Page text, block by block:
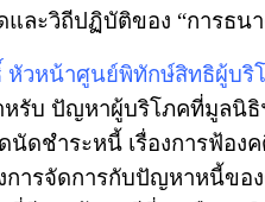
ะวิถีปฏิบัติของ “การธนา
วหน้าศูนย์พิทักษ์สิทธิผู้บริโ
หรับ ปัญหาผู้บริโภคที่มูลนิธิ
นัดชำระหนี้ เรื่องการฟ้
ารจัดการกับปัญหาหนี้ข